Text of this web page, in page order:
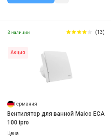
В наличии (13)
Акция
Германия
Вентилятор для ванной Maico ECA
100 ipro
Цена